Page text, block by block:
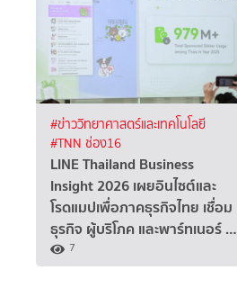
#ข่าววิทยาศาสตร์และเทคโนโลยี
#TNN ช่อง16
LINE Thailand Business
Insight 2026 เผยอินไซต์และ
โรดแมปเพื่อภาคธุรกิจไทย เชื่อม
ธุรกิจ ผู้บริโภค และพาร์ทเนอร์ …
7